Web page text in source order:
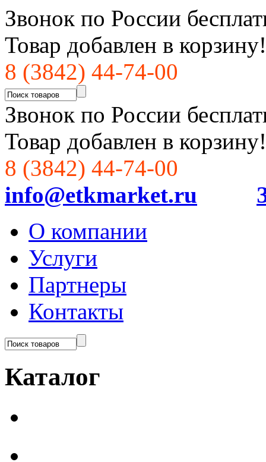
Звонок по России
Товар добавлен в корзину!
8 (3842) 44-74-00
Звонок по России
Товар добавлен в корзину!
8 (3842) 44-74-00
info@etkmarket.ru
О компании
Услуги
Партнеры
Контакты
Каталог